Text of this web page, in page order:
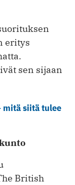
eritys
sen sijaan
mitä siitä tulee
British